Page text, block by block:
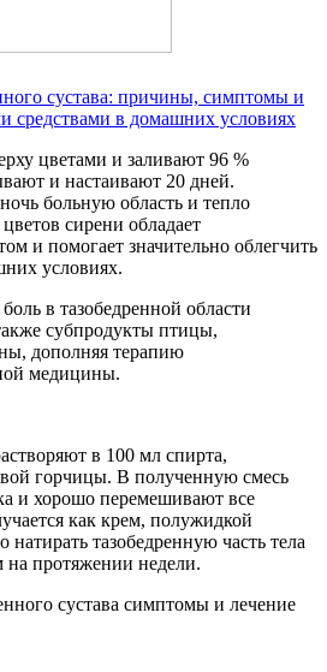
сустава: причины, симптомы и
средствами в домашних условиях
цветами и заливают 96 %
и настаивают 20 дней.
больную область и тепло
сирени обладает
и помогает значительно облегчить
условиях.
в тазобедренной области
субпродукты птицы,
дополняя терапию
медицины.
в 100 мл спирта,
горчицы. В полученную смесь
и хорошо перемешивают все
как крем, полужидкой
тазобедренную часть тела
протяжении недели.